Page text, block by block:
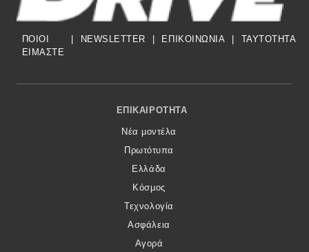
ΠΟΙΟΙ
ΕΙΜΑΣΤΕ
NEWSLETTER ΕΠΙΚΟΙΝΩΝΙΑ TAYTOTHTA
Footer Menu
ΕΠΙΚΑΙΡΌΤΗΤΑ
Νέα μοντέλα
Πρωτότυπα
Ελλάδα
Κόσμος
Τεχνολογία
Ασφάλεια
Αγορά